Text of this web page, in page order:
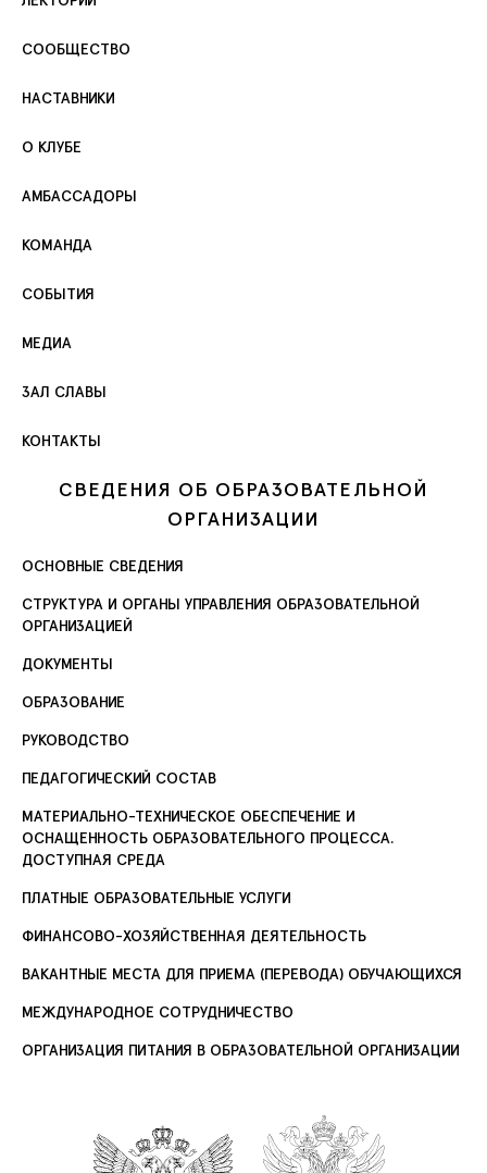
СООБЩЕСТВО
НАСТАВНИКИ
О КЛУБЕ
АМБАССАДОРЫ
КОМАНДА
СОБЫТИЯ
МЕДИА
ЗАЛ СЛАВЫ
КОНТАКТЫ
СВЕДЕНИЯ ОБ ОБРАЗОВАТЕЛЬНОЙ
ОРГАНИЗАЦИИ
ОСНОВНЫЕ СВЕДЕНИЯ
СТРУКТУРА И ОРГАНЫ УПРАВЛЕНИЯ ОБРАЗОВАТЕЛЬНОЙ
ОРГАНИЗАЦИЕЙ
ДОКУМЕНТЫ
ОБРАЗОВАНИЕ
РУКОВОДСТВО
ПЕДАГОГИЧЕСКИЙ СОСТАВ
МАТЕРИАЛЬНО-ТЕХНИЧЕСКОЕ ОБЕСПЕЧЕНИЕ И
ОСНАЩЕННОСТЬ ОБРАЗОВАТЕЛЬНОГО ПРОЦЕССА.
ДОСТУПНАЯ СРЕДА
ПЛАТНЫЕ ОБРАЗОВАТЕЛЬНЫЕ УСЛУГИ
ФИНАНСОВО-ХОЗЯЙСТВЕННАЯ ДЕЯТЕЛЬНОСТЬ
ВАКАНТНЫЕ МЕСТА ДЛЯ ПРИЕМА (ПЕРЕВОДА) ОБУЧАЮЩИХСЯ
МЕЖДУНАРОДНОЕ СОТРУДНИЧЕСТВО
ОРГАНИЗАЦИЯ ПИТАНИЯ В ОБРАЗОВАТЕЛЬНОЙ ОРГАНИЗАЦИИ